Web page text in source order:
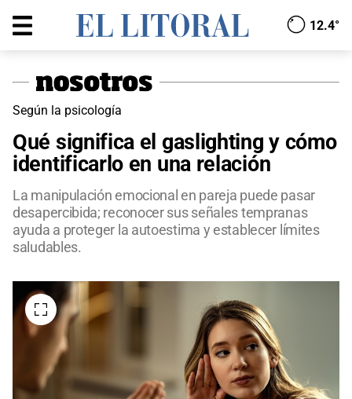
12.4°
Según la psicología
Qué significa el gaslighting y cómo
identificarlo en una relación
La manipulación emocional en pareja puede pasar
desapercibida; reconocer sus señales tempranas
ayuda a proteger la autoestima y establecer límites
saludables.